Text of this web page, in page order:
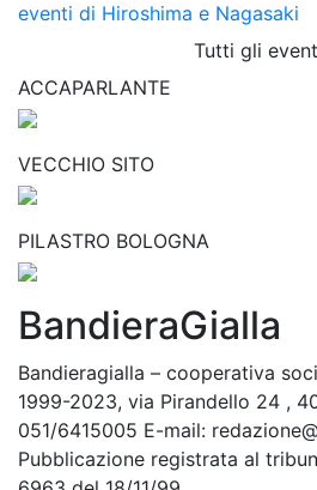
eventi di Hiroshima e Nagasaki
Tutti gli
ACCAPARLANTE
VECCHIO SITO
PILASTRO BOLOGNA
BandieraGialla
Bandieragialla – cooperativa
1999-2023, via Pirandello 24 ,
051/6415005 E-mail:
Pubblicazione registrata al